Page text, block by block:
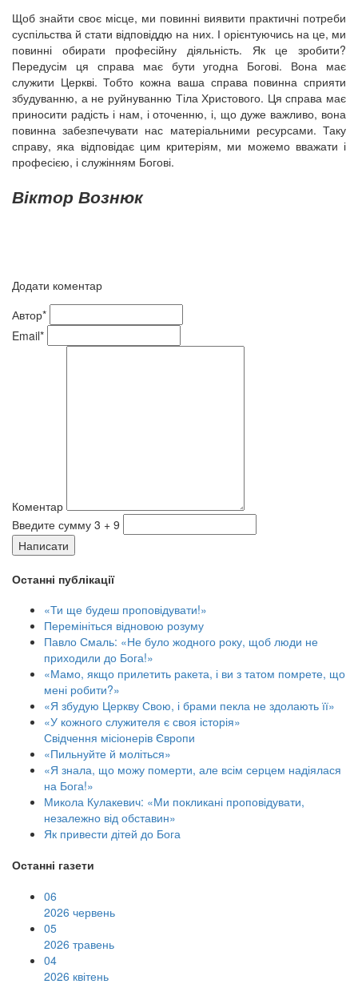
Щоб знайти своє місце, ми повинні виявити практичні потреби
суспільства й стати відповіддю на них. І орієнтуючись на це, ми
повинні обирати професійну діяльність. Як це зробити?
Передусім ця справа має бути угодна Богові. Вона має
служити Церкві. Тобто кожна ваша справа повинна сприяти
збудуванню, а не руйнуванню Тіла Христового. Ця справа має
приносити радість і нам, і оточенню, і, що дуже важливо, вона
повинна забезпечувати нас матеріальними ресурсами. Таку
справу, яка відповідає цим критеріям, ми можемо вважати і
професією, і служінням Богові.
Віктор Вознюк
Додати коментар
Автор*
Email*
Коментар
Введите сумму 3 + 9
Написати
Останні публікації
«Ти ще будеш проповідувати!»
Перемініться відновою розуму
Павло Смаль: «Не було жодного року, щоб люди не
приходили до Бога!»
«Мамо, якщо прилетить ракета, і ви з татом помрете, що
мені робити?»
«Я збудую Церкву Свою, і брами пекла не здолають її»
«У кожного служителя є своя історія»
Свідчення місіонерів Європи
«Пильнуйте й моліться»
«Я знала, що можу померти, але всім серцем надіялася
на Бога!»
Микола Кулакевич: «Ми покликані проповідувати,
незалежно від обставин»
Як привести дітей до Бога
Останні газети
06
2026 червень
05
2026 травень
04
2026 квітень